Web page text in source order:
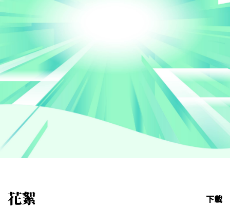
花絮 下載